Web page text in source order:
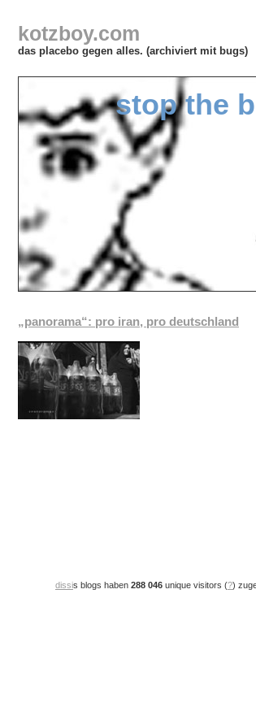
kotzboy.com
das placebo gegen alles. (archiviert mit bugs)
stop the
„panorama“: pro iran, pro deutschland
dissis blogs haben 288 046 unique visitors (?)